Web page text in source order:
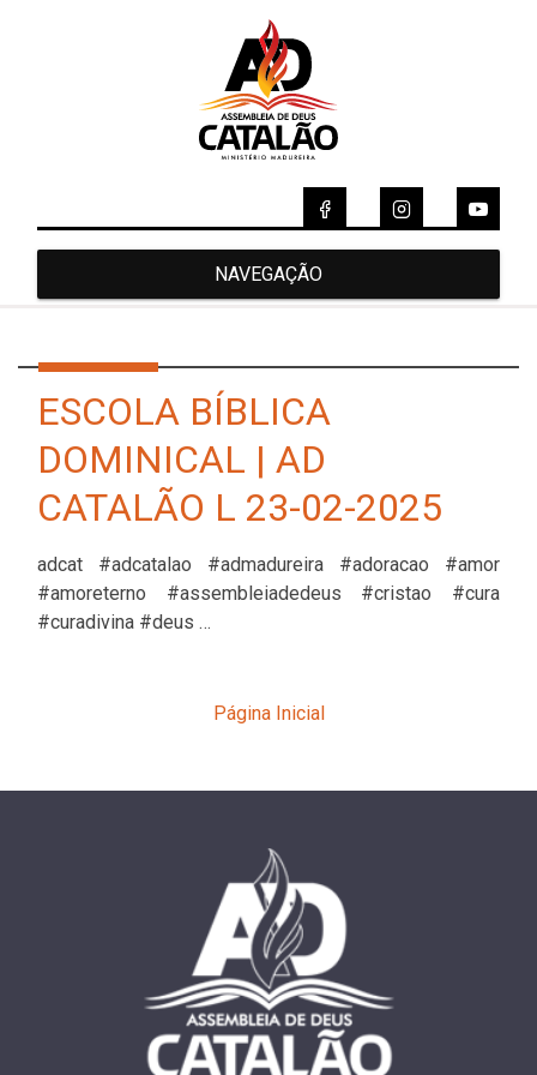
NAVEGAÇÃO
ESCOLA BÍBLICA
DOMINICAL | AD
CATALÃO L 23-02-2025
adcat #adcatalao #admadureira #adoracao #amor
#amoreterno #assembleiadedeus #cristao #cura
#curadivina #deus …
Página Inicial